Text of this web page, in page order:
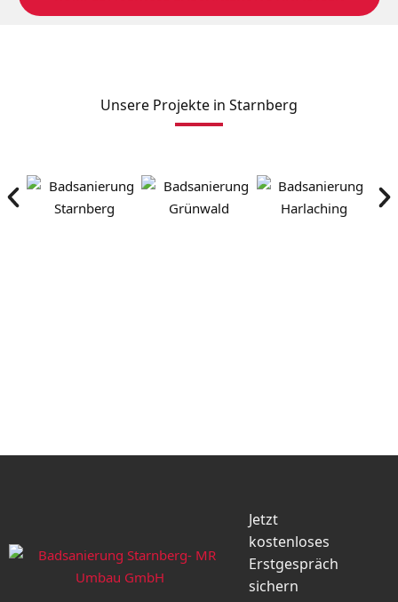
Unsere Projekte in Starnberg
Jetzt
kostenloses
Erstgespräch
sichern